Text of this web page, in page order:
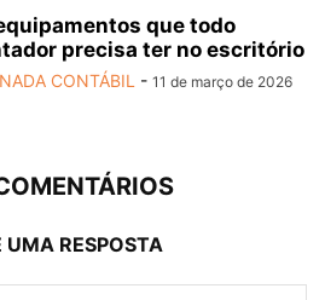
que todo
precisa ter no escritório
CONTÁBIL - 11 de março de 2026
UMA RESPOSTA